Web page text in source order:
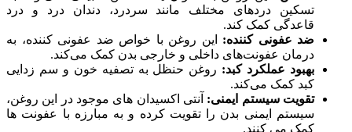
تسکین دردهای مختلف مانند سردرد، دندان درد و درد
قاعدگی کمک کند.
ضد عفونی کننده: این روغن با خواص ضد عفونی کننده، به
درمان عفونت‌های داخلی و خارجی بدن کمک می‌کند.
بهبود عملکرد کبد: روغن حنظل به تصفیه خون و سم زدایی
کبد کمک می‌کند.
تقویت سیستم ایمنی: آنتی اکسیدان های موجود در این روغن،
سیستم ایمنی بدن را تقویت کرده و به مبارزه با عفونت ها
کمک می کنند.